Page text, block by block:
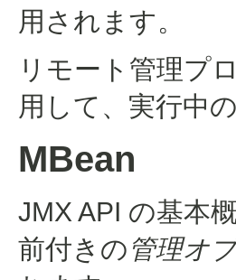
用されます。
リモート管理プ
用して、実行中
MBean
JMX API の基本
前付きの 管理オ